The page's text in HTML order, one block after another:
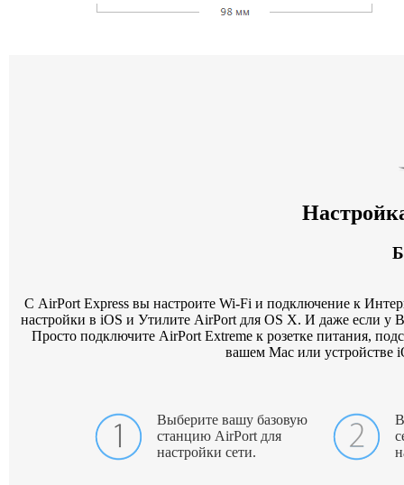
С AirPort Express вы настроите Wi‑Fi и подключение к
настройки в iOS и Утилите AirPort для OS X. И даже если у
Просто подключите AirPort Extreme к розетке питания,
вашем Mac или устройстве
Выберите вашу базовую
станцию AirPort для
настройки сети.